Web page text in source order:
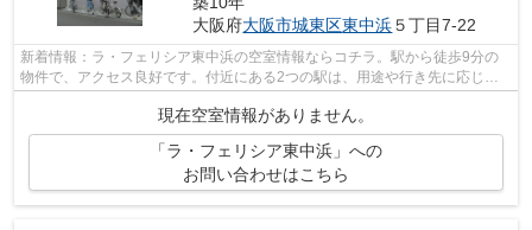
大阪府大阪市城東区東中浜５丁目7-22
新着情報：ラ・フェリシア東中浜の空室情報ならコチラ。駅から徒歩9分の
物件で、アクセス良好です。付近にある2つの駅は、用途や行き先に応じて
使い分けることができます。共用設備も...
現在空室情報がありません。
「ラ・フェリシア東中浜」への
お問い合わせはこちら